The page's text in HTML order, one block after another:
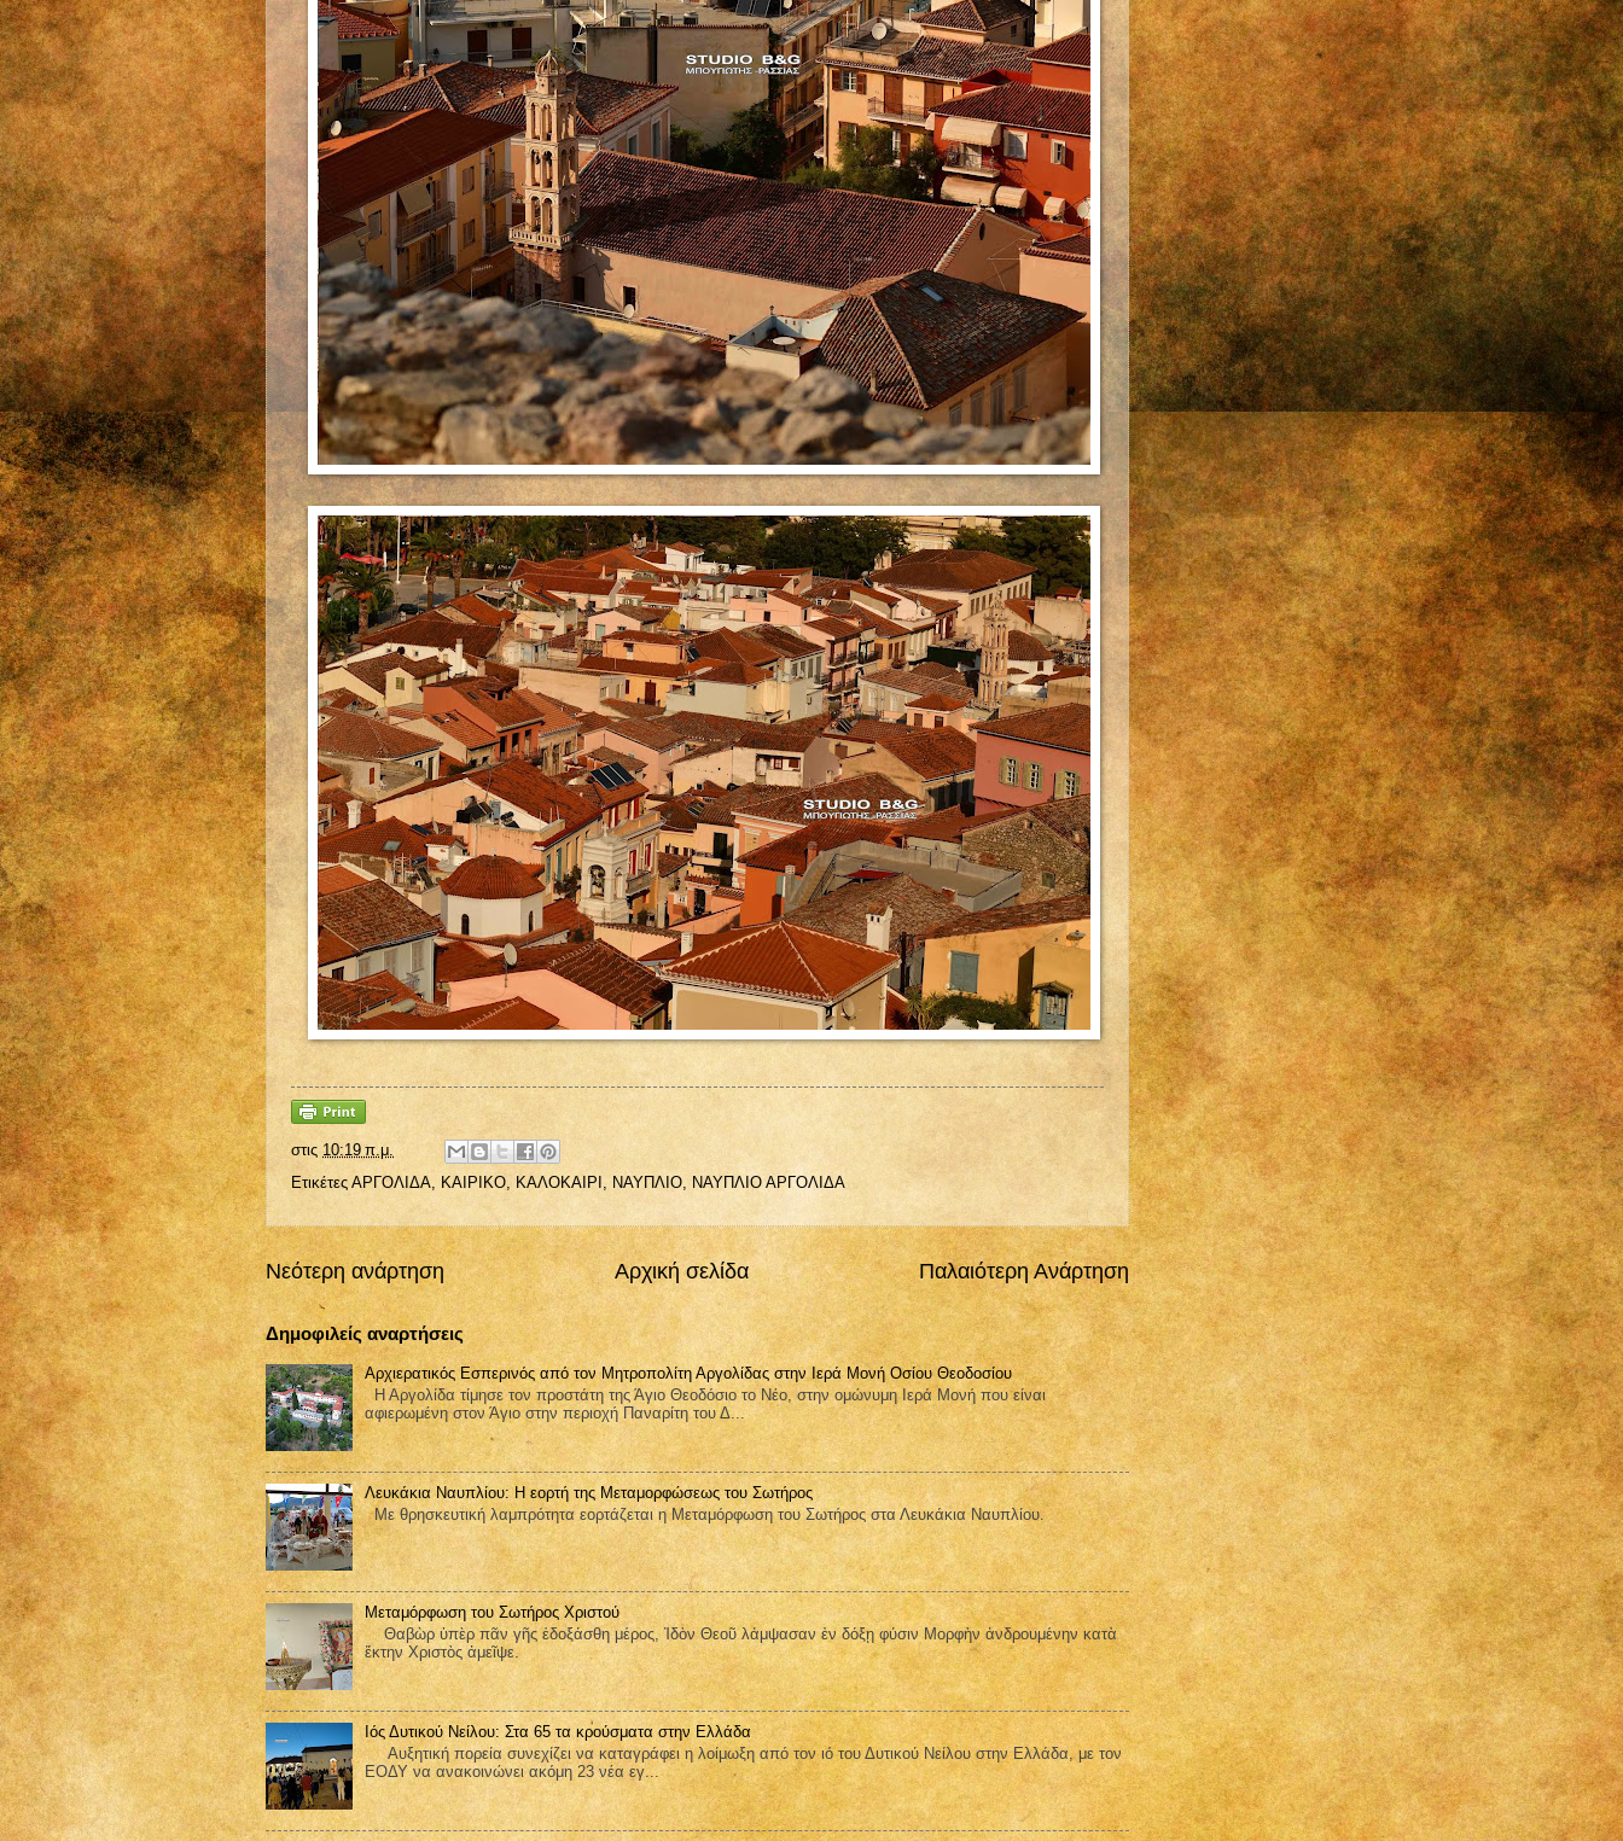
στις 10:19 π.μ.
Ετικέτες ΑΡΓΟΛΙΔΑ ΚΑΙΡΙΚΟ ΚΑΛΟΚΑΙΡΙ ΝΑΥΠΛΙΟ ΝΑΥΠΛΙΟ ΑΡΓΟΛΙΔΑ
Νεότερη ανάρτηση Παλαιότερη Ανάρτηση
Αρχική σελίδα
Δημοφιλείς αναρτήσεις
Αρχιερατικός Εσπερινός από τον Μητροπολίτη Αργολίδας στην Ιερά Μονή Οσίου Θεοδοσίου
Η Αργολίδα τίμησε τον προστάτη της Άγιο Θεοδόσιο το Νέο, στην ομώνυμη Ιερά Μονή που είναι
αφιερωμένη στον Άγιο στην περιοχή Παναρίτη του Δ...
Λευκάκια Ναυπλίου: Η εορτή της Μεταμορφώσεως του Σωτήρος
Με θρησκευτική λαμπρότητα εορτάζεται η Μεταμόρφωση του Σωτήρος στα Λευκάκια Ναυπλίου.
Μεταμόρφωση του Σωτήρος Χριστού
Θαβὼρ ὑπὲρ πᾶν γῆς ἐδοξάσθη μέρος, Ἰδὸν Θεοῦ λάμψασαν ἐν δόξῃ φύσιν Μορφὴν ἀνδρουμένην κατὰ
ἕκτην Χριστὸς ἀμεῖψε.
Ιός Δυτικού Νείλου: Στα 65 τα κρούσματα στην Ελλάδα
Αυξητική πορεία συνεχίζει να καταγράφει η λοίμωξη από τον ιό του Δυτικού Νείλου στην Ελλάδα, με τον
ΕΟΔΥ να ανακοινώνει ακόμη 23 νέα εγ...